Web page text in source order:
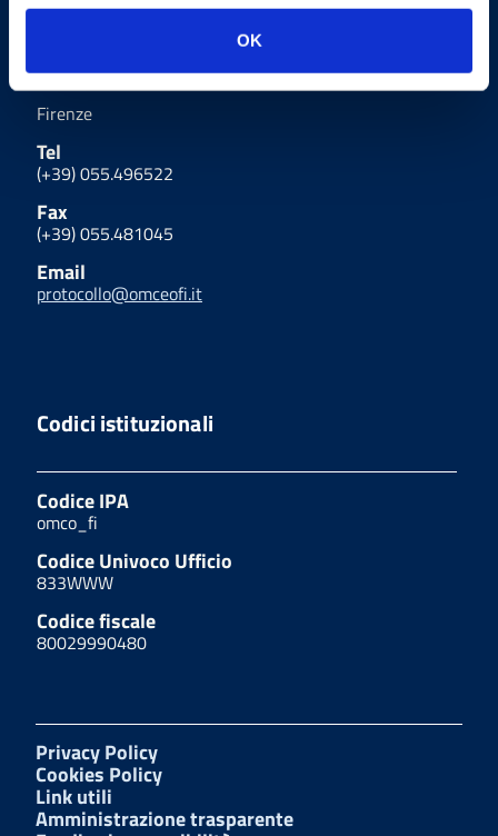
OK
Via Giulio Cesare Vanini 15 - 50129
Firenze
Tel
(+39) 055.496522
Fax
(+39) 055.481045
Email
protocollo@omceofi.it
Codici istituzionali
Codice IPA
omco_fi
Codice Univoco Ufficio
833WWW
Codice fiscale
80029990480
Privacy Policy
Cookies Policy
Link utili
Amministrazione trasparente